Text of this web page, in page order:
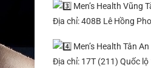
Men’s Health Vũng
Địa chỉ: 408B Lê Hồng
Men’s Health Tân
Địa chỉ: 17T (211) Quốc lộ